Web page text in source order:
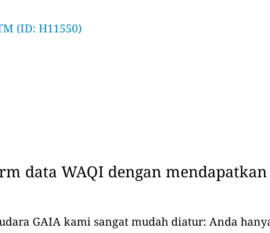
(ID: H11550)
data WAQI dengan
GAIA kami sangat mudah diatur: Anda